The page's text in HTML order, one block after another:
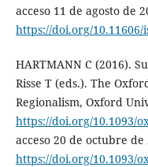
acceso 11 de agosto de
https://doi.org/10.11606/
HARTMANN C (2016).
Risse T (eds.). The
Regionalism, Oxford
https://doi.org/10.1093/
acceso 20 de octubre de
https://doi.org/10.1093/